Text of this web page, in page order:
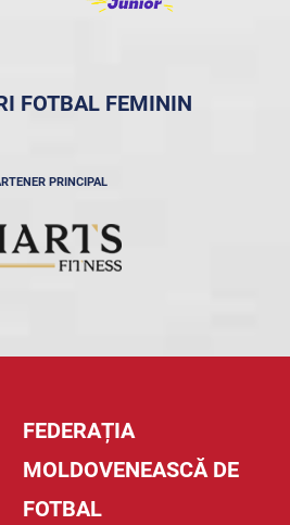
FOTBAL FEMININ
PRINCIPAL
FEDERAȚIA
MOLDOVENEASCĂ DE
FOTBAL